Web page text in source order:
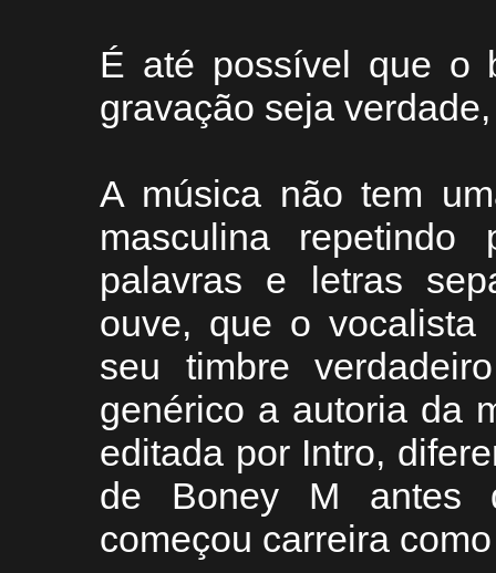
É até possível que o
gravação seja
A música não tem
masculina repetindo
palavras e letras
ouve, que o
seu timbre
genérico a autoria da
editada por Intro,
de Boney M antes
começou carreira